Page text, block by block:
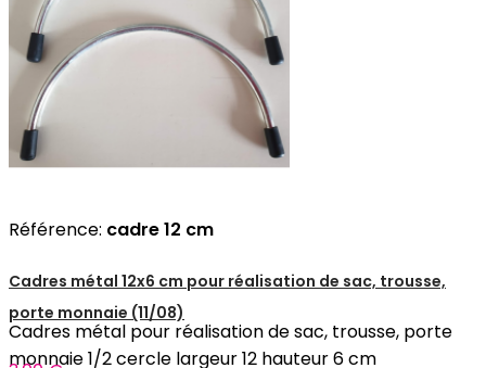
Référence: cadre 12 cm
Cadres métal 12x6 cm pour réalisation de sac, trousse,
porte monnaie (11/08)
Cadres métal pour réalisation de sac, trousse, porte
monnaie 1/2 cercle largeur 12 hauteur 6 cm